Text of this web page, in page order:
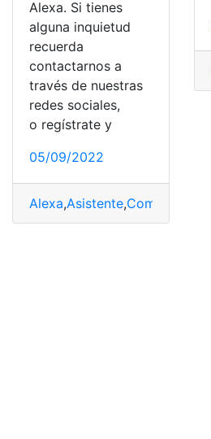
Alexa. Si tienes
alguna inquietud
recuerda
contactarnos a
través de nuestras
redes sociales,
o regístrate y
05/09/2022
Alexa,Asistente,Comandos